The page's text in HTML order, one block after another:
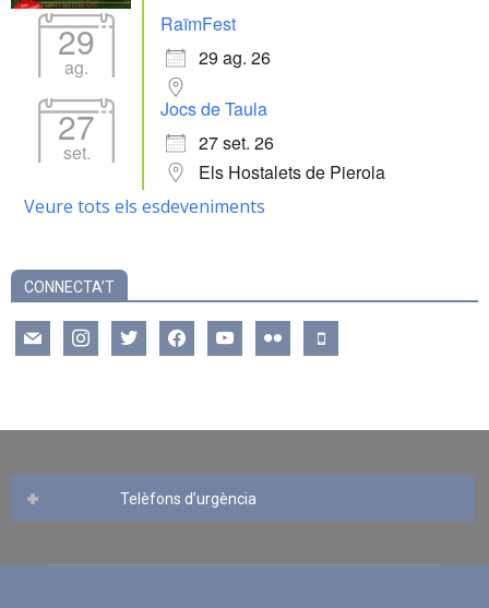
29
ag.
RaïmFest
29 ag. 26
27
set.
Jocs de Taula
27 set. 26
Els Hostalets de Pierola
Veure tots els esdeveniments
CONNECTA’T
mail instagramtwitter facebookyoutube flickr mobile
Telèfons d’urgència